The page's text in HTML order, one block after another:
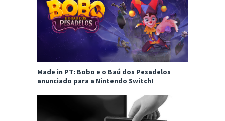
Made in PT: Bobo e o Baú dos Pesadelos
anunciado para a Nintendo Switch!